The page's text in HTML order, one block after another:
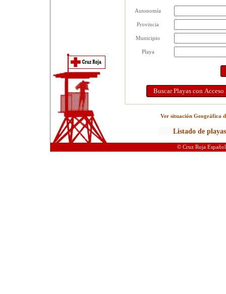
Autonomía
Provincia
Municipio
Playa
Ver situación Geográfica
© Cruz Roja